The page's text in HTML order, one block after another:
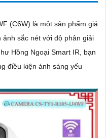
(C6W) là một sản phẩm giá
sắc nét với độ phân giải
điều kiện ánh sáng yếu